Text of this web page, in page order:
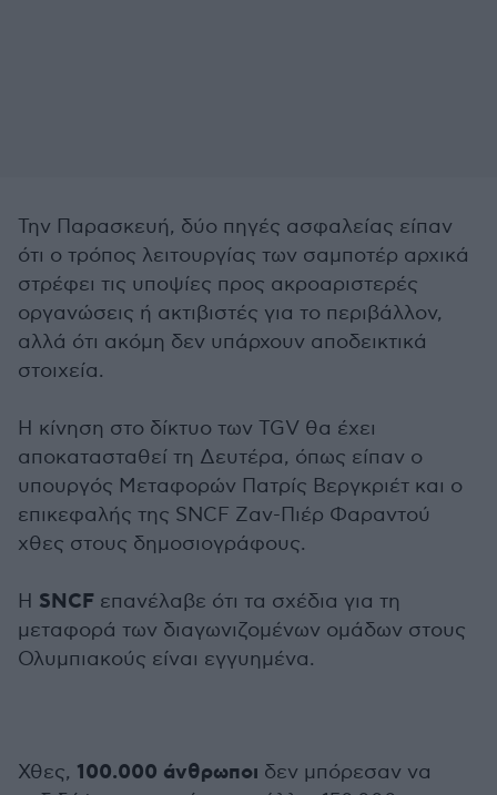
Την Παρασκευή, δύο πηγές ασφαλείας είπαν
ότι ο τρόπος λειτουργίας των σαμποτέρ αρχικά
στρέφει τις υποψίες προς ακροαριστερές
οργανώσεις ή ακτιβιστές για το περιβάλλον,
αλλά ότι ακόμη δεν υπάρχουν αποδεικτικά
στοιχεία.
Η κίνηση στο δίκτυο των TGV θα έχει
αποκατασταθεί τη Δευτέρα, όπως είπαν ο
υπουργός Μεταφορών Πατρίς Βεργκριέτ και ο
επικεφαλής της SNCF Ζαν-Πιέρ Φαραντού
χθες στους δημοσιογράφους.
Η SNCF επανέλαβε ότι τα σχέδια για τη
μεταφορά των διαγωνιζομένων ομάδων στους
Ολυμπιακούς είναι εγγυημένα.
Χθες, 100.000 άνθρωποι δεν μπόρεσαν να